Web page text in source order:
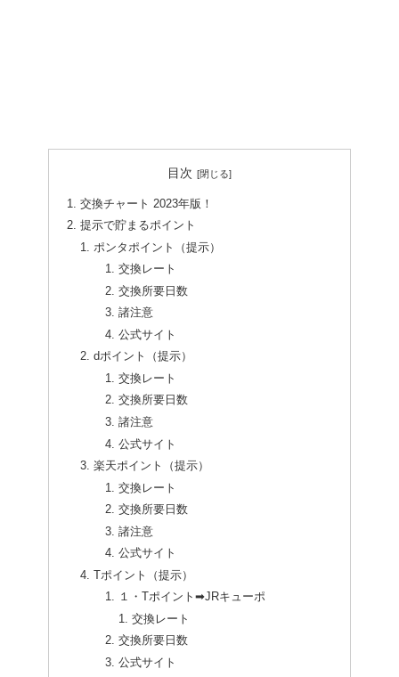
目次
交換チャート 2023年版！
提示で貯まるポイント
ポンタポイント（提示）
交換レート
交換所要日数
諸注意
公式サイト
dポイント（提示）
交換レート
交換所要日数
諸注意
公式サイト
楽天ポイント（提示）
交換レート
交換所要日数
諸注意
公式サイト
Tポイント（提示）
１・Tポイント➡JRキューポ
交換レート
交換所要日数
公式サイト